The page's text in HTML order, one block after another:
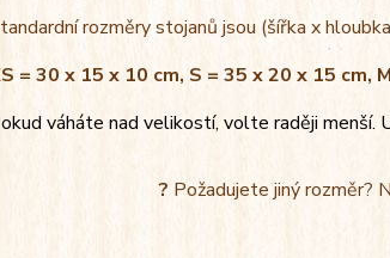
rozměry stojanů jsou (šířka x
= 30 x 15 x 10 cm, S = 35 x 20 x 15 cm,
váháte nad velikostí, volte raději menší.
? Požadujete jiný rozměr?